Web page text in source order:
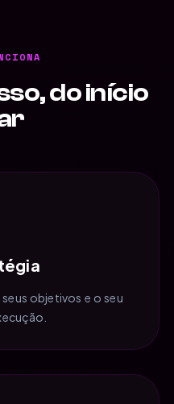
do início
objetivos e o seu